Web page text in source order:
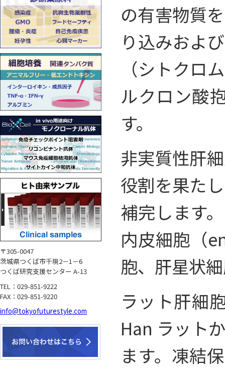
の有害物質
り込みおよ
（シトクロ
ルクロン酸
す。
非実質性肝
役割を果た
補完します
内皮細胞（
胞、肝星状
ラット肝細
Han ラット
ます。凍結
〒305-0047
茨城県つくば市千現2－1－6
つくば研究支援センター A-13
TEL：029-851-9222
FAX：029-851-9220
info@tokyofuturestyle.com